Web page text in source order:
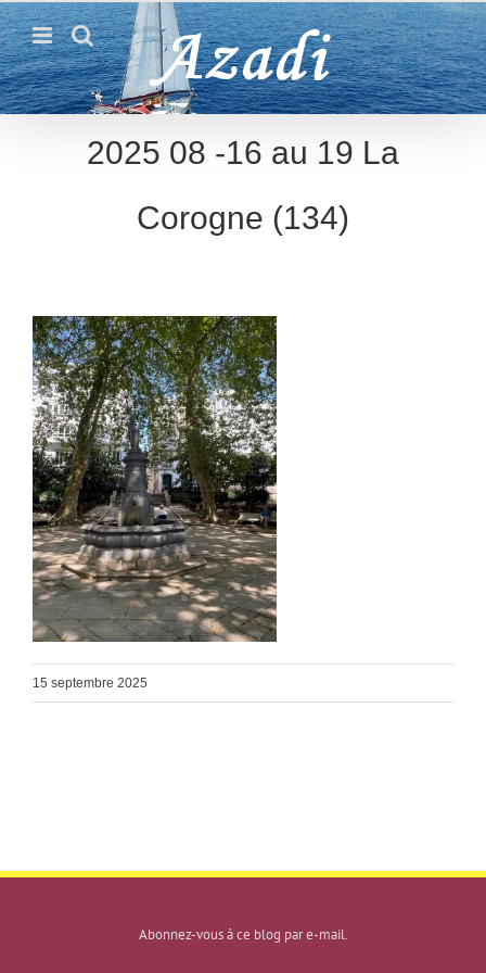
Passer
au
contenu
2025 08 -16 au 19 La
Corogne (134)
15 septembre 2025
Abonnez-vous à ce blog par e-mail.